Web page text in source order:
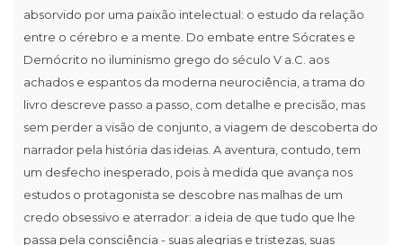
absorvido por uma paixão intelectual: o estudo da relação
entre o cérebro e a mente. Do embate entre Sócrates e
Demócrito no iluminismo grego do século V a.C. aos
achados e espantos da moderna neurociência, a trama do
livro descreve passo a passo, com detalhe e precisão, mas
sem perder a visão de conjunto, a viagem de descoberta do
narrador pela história das ideias. A aventura, contudo, tem
um desfecho inesperado, pois à medida que avança nos
estudos o protagonista se descobre nas malhas de um
credo obsessivo e aterrador: a ideia de que tudo que lhe
passa pela consciência - suas alegrias e tristezas, suas